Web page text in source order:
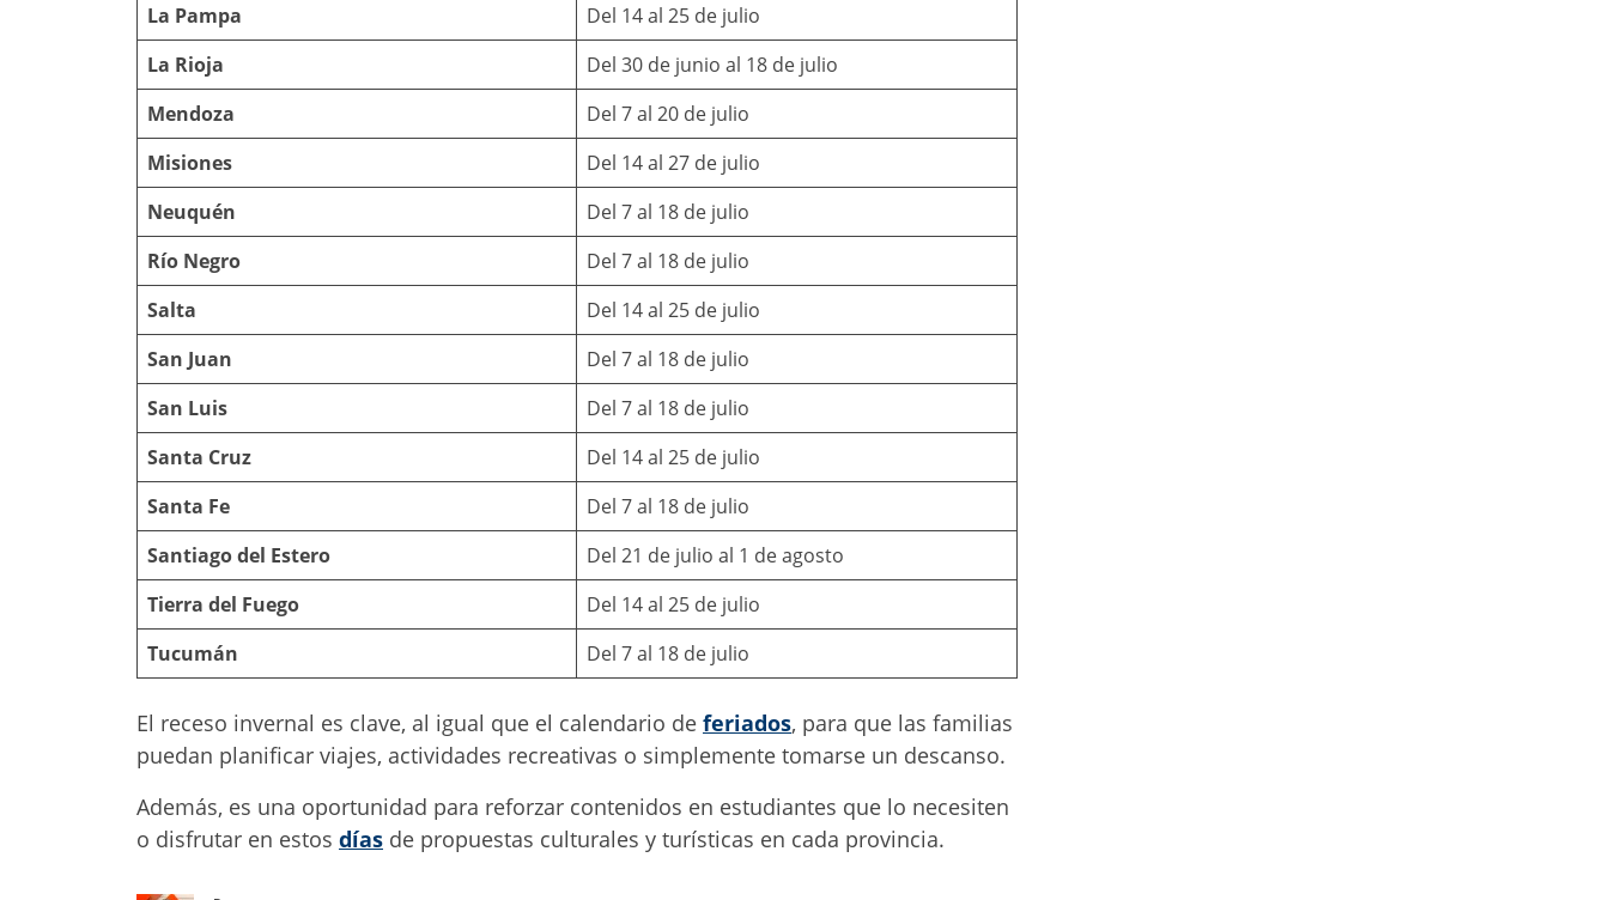
La Pampa
Del 14 al 25 de julio
La Rioja
Del 30 de junio al 18 de julio
Mendoza
Del 7 al 20 de julio
Misiones
Del 14 al 27 de julio
Neuquén
Del 7 al 18 de julio
Río Negro
Del 7 al 18 de julio
Salta
Del 14 al 25 de julio
San Juan
Del 7 al 18 de julio
San Luis
Del 7 al 18 de julio
Santa Cruz
Del 14 al 25 de julio
Santa Fe
Del 7 al 18 de julio
Santiago del Estero
Del 21 de julio al 1 de agosto
Tierra del Fuego
Del 14 al 25 de julio
Tucumán
Del 7 al 18 de julio
El receso invernal es clave, al igual que el calendario de feriados, para que las familias
puedan planificar viajes, actividades recreativas o simplemente tomarse un descanso.
Además, es una oportunidad para reforzar contenidos en estudiantes que lo necesiten
o disfrutar en estos días de propuestas culturales y turísticas en cada provincia.